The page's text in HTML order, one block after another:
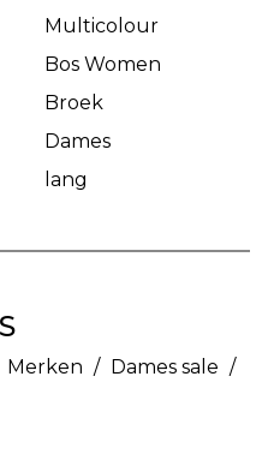
Multicolour
Bos Women
Broek
Dames
lang
Merken / Dames sale /